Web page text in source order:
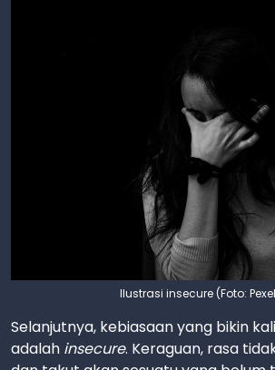
Ilustrasi insecure (Foto:
Selanjutnya, kebiasaan yang bikin
adalah insecure. Keraguan, rasa